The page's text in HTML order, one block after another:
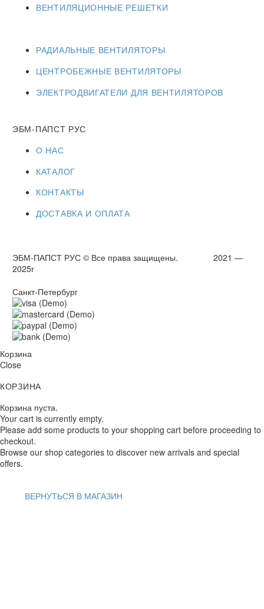
ВЕНТИЛЯЦИОННЫЕ РЕШЕТКИ
РАДИАЛЬНЫЕ ВЕНТИЛЯТОРЫ
ЦЕНТРОБЕЖНЫЕ ВЕНТИЛЯТОРЫ
ЭЛЕКТРОДВИГАТЕЛИ ДЛЯ ВЕНТИЛЯТОРОВ
ЭБМ-ПАПСТ РУС
О НАС
КАТАЛОГ
КОНТАКТЫ
ДОСТАВКА И ОПЛАТА
ЭБМ-ПАПСТ РУС © Все права защищены. 2021 —
2025г
Санкт-Петербург
Корзина
Close
КОРЗИНА
Корзина пуста.
Your cart is currently empty.
Please add some products to your shopping cart before proceeding to
checkout.
Browse our shop categories to discover new arrivals and special
offers.
ВЕРНУТЬСЯ В МАГАЗИН